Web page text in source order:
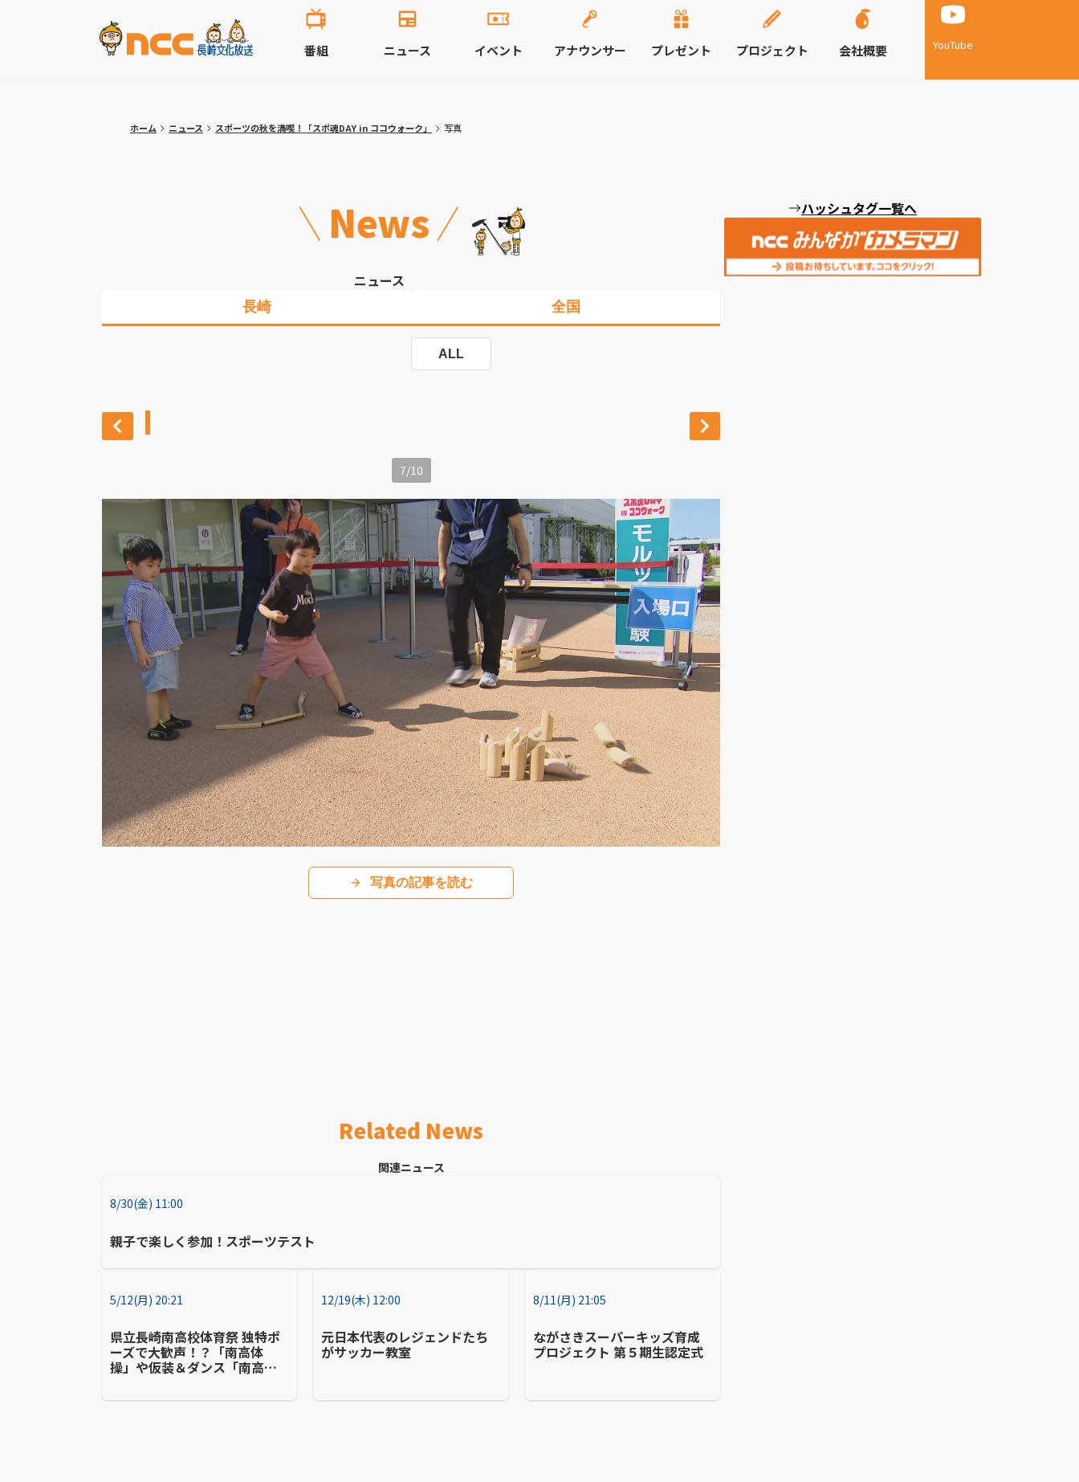
YouTube
番組 ニュース イベント アナウンサー プレゼント プロジェクト 会社概要
ホーム ニュース スポーツの秋を満喫！「スポ魂DAY in ココウォーク」 写真
News
ニュース
長崎 全国
ALL
7/10
写真の記事を読む
Related News
関連ニュース
8/30(金) 11:00
親子で楽しく参加！スポーツテスト
5/12(月) 20:21
県立長崎南高校体育祭 独特ポ
ーズで大歓声！？「南高体
操」や仮装＆ダンス「南高カ
在！
12/19(木) 12:00
元日本代表のレジェンドたち
がサッカー教室
8/11(月) 21:05
ながさきスーパーキッズ育成
プロジェクト 第５期生認定式
ハッシュタグ一覧へ